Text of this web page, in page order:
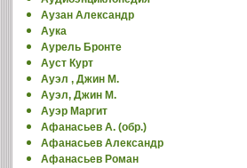
Аузан Александр
Аука
Аурель Бронте
Ауст Курт
Ауэл , Джин М.
Ауэл, Джин М.
Ауэр Маргит
Афанасьев А. (обр.)
Афанасьев Александр
Афанасьев Роман